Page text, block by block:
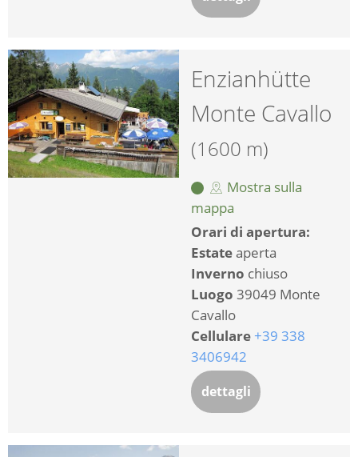
Enzianhütte
Monte Cavallo
(1600 m)
Mostra sulla
mappa
Orari di apertura:
Estateaperta
Inverno chiuso
Luogo 39049 Monte
Cavallo
Cellulare +39 338
3406942
dettagli